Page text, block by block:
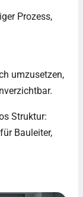
Prozess,
umzusetzen,
Struktur:
Bauleiter,